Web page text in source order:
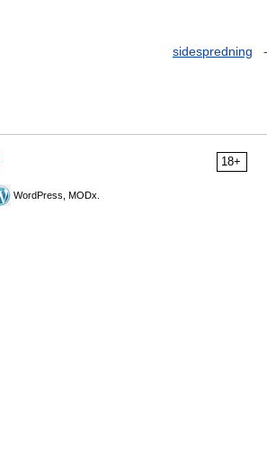
sidespredning
18+
WordPress, MODx.